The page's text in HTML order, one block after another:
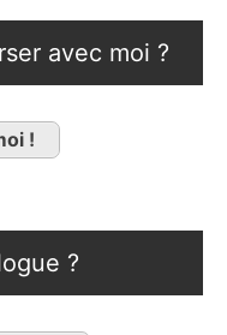
avec moi ?
!
?